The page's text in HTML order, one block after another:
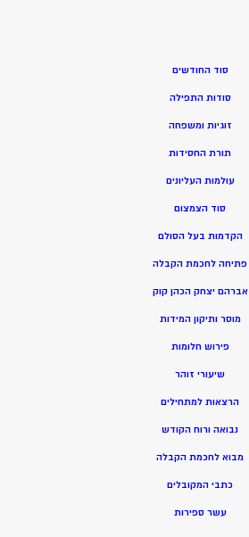
סוד החודשים
סודות התפילה
זוגיות ומשפחה
תורת החסידות
עולמות העליונים
סוד הצמצום
הקדמות בעל הסולם
פתיחה לחכמת הקבלה
אברהם יצחק הכהן קוק
מוסר ותיקון המידות
פירוש חלומות
שיעורי זוהר
הרצאות למתחילים
נבואה ורוח הקודש
מבוא לחכמת הקבלה
כתבי המקובלים
עשר ספירות